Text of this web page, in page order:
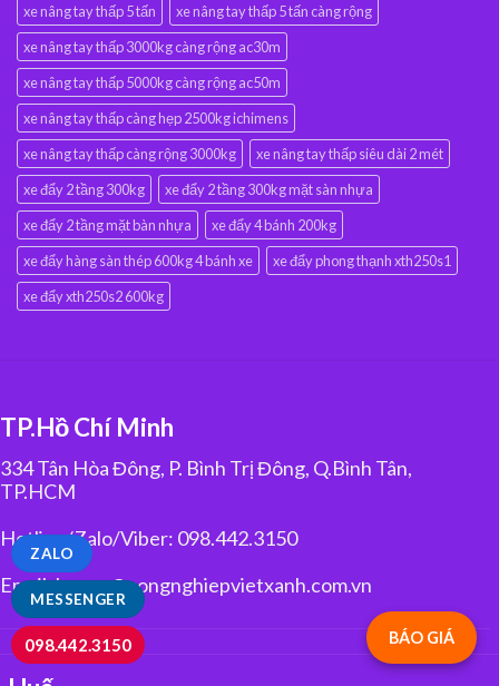
xe nâng tay thấp 5 tấn
xe nâng tay thấp 5 tấn càng rộng
xe nâng tay thấp 3000kg càng rộng ac30m
xe nâng tay thấp 5000kg càng rộng ac50m
xe nâng tay thấp càng hẹp 2500kg ichimens
xe nâng tay thấp càng rộng 3000kg
xe nâng tay thấp siêu dài 2 mét
xe đẩy 2 tầng 300kg
xe đẩy 2 tầng 300kg mặt sàn nhựa
xe đẩy 2 tầng mặt bàn nhựa
xe đẩy 4 bánh 200kg
xe đẩy hàng sàn thép 600kg 4 bánh xe
xe đẩy phong thạnh xth250s1
xe đẩy xth250s2 600kg
TP.Hồ Chí Minh
334 Tân Hòa Đông, P. Bình Trị Đông, Q.Bình Tân,
TP.HCM
Hotline/Zalo/Viber: 098.442.3150
Email: huyen@congnghiepvietxanh.com.vn
BÁO GIÁ
MESSENGER
ZALO
098.442.3150